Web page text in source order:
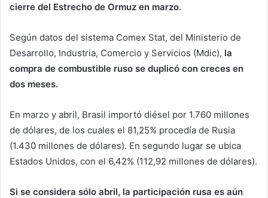
cierre del Estrecho de Ormuz en marzo.
Según datos del sistema Comex Stat, del Ministerio de
Desarrollo, Industria, Comercio y Servicios (Mdic), la
compra de combustible ruso se duplicó con creces en
dos meses.
En marzo y abril, Brasil importó diésel por 1.760 millones
de dólares, de los cuales el 81,25% procedía de Rusia
(1.430 millones de dólares). En segundo lugar se ubica
Estados Unidos, con el 6,42% (112,92 millones de dólares).
Si se considera sólo abril, la participación rusa es aún